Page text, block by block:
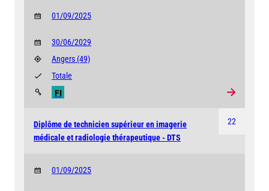
01/09/2025
30/06/2029
Angers (49)
FI
Totale
22
Diplôme de technicien supérieur en imagerie
médicale et radiologie thérapeutique - DTS
01/09/2025